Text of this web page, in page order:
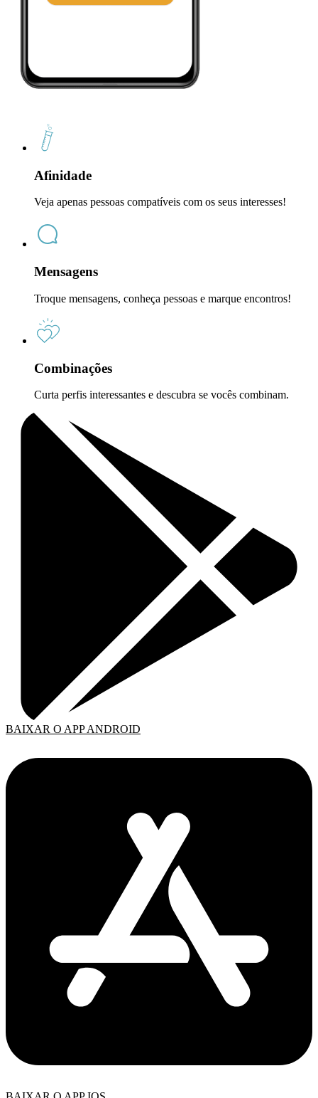
Afinidade
Veja apenas pessoas compatíveis com os seus interesses!
Mensagens
Troque mensagens, conheça pessoas e marque encontros!
Combinações
Curta perfis interessantes e descubra se vocês combinam.
BAIXAR O APP ANDROID